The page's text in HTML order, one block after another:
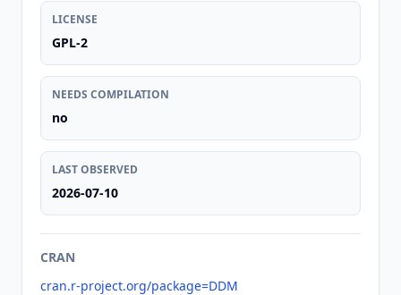
LICENSE
GPL-2
NEEDS COMPILATION
no
LAST OBSERVED
2026-07-10
CRAN
cran.r-project.org/package=DDM